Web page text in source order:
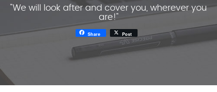
"We will look after and cover you, wherever you
are!"
Share Post